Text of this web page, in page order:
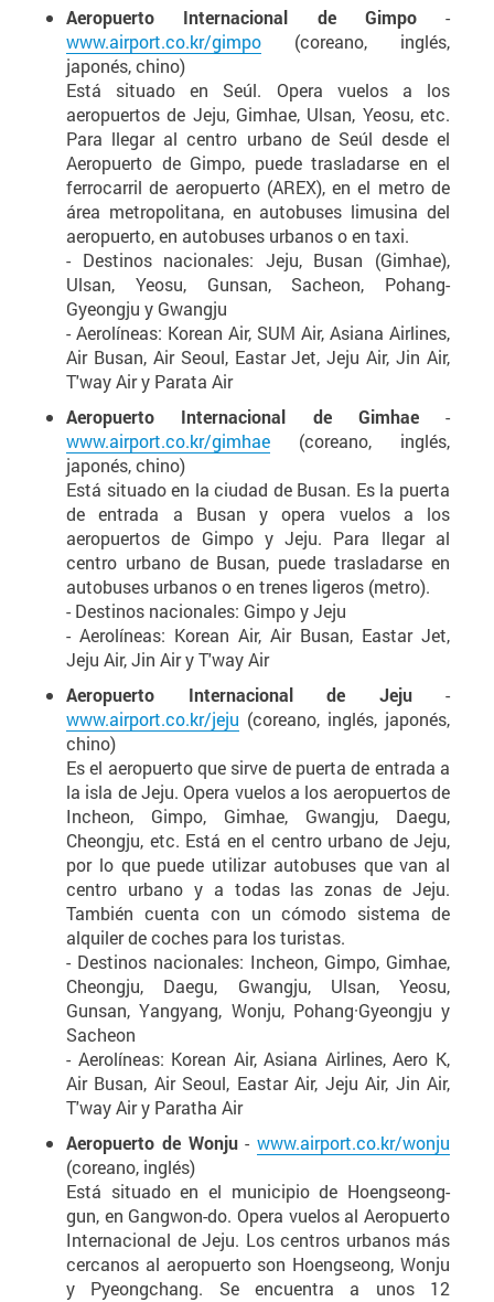
Aeropuerto Internacional de Gimpo-
www.airport.co.kr/gimpo (coreano, inglés,
japonés, chino)
Está situado en Seúl. Opera vuelos a los
aeropuertos de Jeju, Gimhae, Ulsan, Yeosu, etc.
Para llegar al centro urbano de Seúl desde el
Aeropuerto de Gimpo, puede trasladarse en el
ferrocarril de aeropuerto (AREX), en el metro de
área metropolitana, en autobuses limusina del
aeropuerto, en autobuses urbanos o en taxi.
- Destinos nacionales: Jeju, Busan (Gimhae),
Ulsan, Yeosu, Gunsan, Sacheon, Pohang-
Gyeongju y Gwangju
- Aerolíneas: Korean Air, SUM Air, Asiana Airlines,
Air Busan, Air Seoul, Eastar Jet, Jeju Air, Jin Air,
T'way Air y Parata Air
Aeropuerto Internacional de Gimhae-
www.airport.co.kr/gimhae (coreano, inglés,
japonés, chino)
Está situado en la ciudad de Busan. Es la puerta
de entrada a Busan y opera vuelos a los
aeropuertos de Gimpo y Jeju. Para llegar al
centro urbano de Busan, puede trasladarse en
autobuses urbanos o en trenes ligeros (metro).
- Destinos nacionales: Gimpo y Jeju
- Aerolíneas: Korean Air, Air Busan, Eastar Jet,
Jeju Air, Jin Air y T'way Air
Aeropuerto Internacional de Jeju-
www.airport.co.kr/jeju (coreano, inglés, japonés,
chino)
Es el aeropuerto que sirve de puerta de entrada a
la isla de Jeju. Opera vuelos a los aeropuertos de
Incheon, Gimpo, Gimhae, Gwangju, Daegu,
Cheongju, etc. Está en el centro urbano de Jeju,
por lo que puede utilizar autobuses que van al
centro urbano y a todas las zonas de Jeju.
También cuenta con un cómodo sistema de
alquiler de coches para los turistas.
- Destinos nacionales: Incheon, Gimpo, Gimhae,
Cheongju, Daegu, Gwangju, Ulsan, Yeosu,
Gunsan, Yangyang, Wonju, Pohang·Gyeongju y
Sacheon
- Aerolíneas: Korean Air, Asiana Airlines, Aero K,
Air Busan, Air Seoul, Eastar Air, Jeju Air, Jin Air,
T'way Air y Paratha Air
Aeropuerto de Wonju- www.airport.co.kr/wonju
(coreano, inglés)
Está situado en el municipio de Hoengseong-
gun, en Gangwon-do. Opera vuelos al Aeropuerto
Internacional de Jeju. Los centros urbanos más
cercanos al aeropuerto son Hoengseong, Wonju
y Pyeongchang. Se encuentra a unos 12